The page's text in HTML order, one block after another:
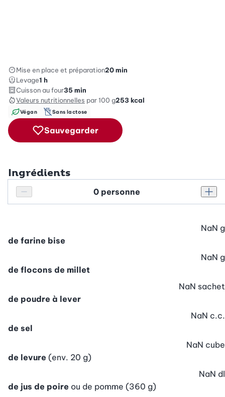
Mise en place et préparation20 min
Levage1 h
Cuisson au four35 min
Valeurs nutritionnelles par 100 g253 kcal
Végan Sans lactose
Sauvegarder
Ingrédients
Réduire le nombre de personnes
Personnes
de farine bise
NaN g
de flocons de millet
NaN g
de poudre à lever
NaN sachet
de sel
NaN c.c.
de levure (env. 20 g)
NaN cube
de jus de poire ou de pomme (360 g)
NaN dl